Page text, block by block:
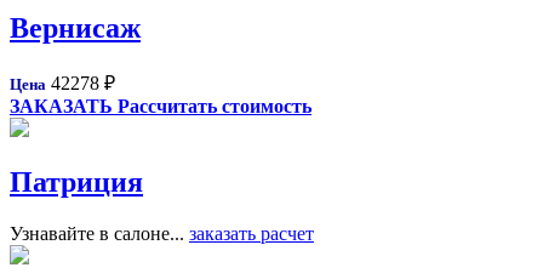
Вернисаж
Цена 42278 ₽
ЗАКАЗАТЬ Рассчитать стоимость
Патриция
Узнавайте в салоне... заказать расчет